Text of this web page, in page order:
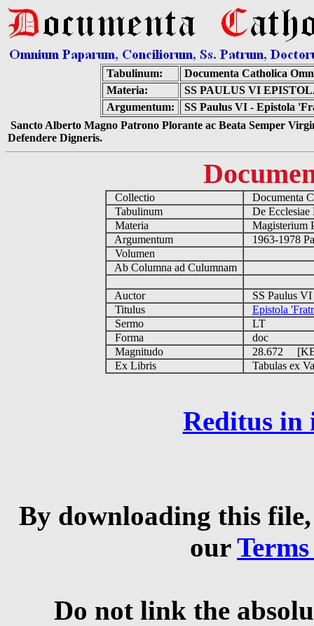
Tabulinum:
Documenta Catholica
Materia:
SS PAULUS VI
Argumentum:
SS Paulus VI - Epistola
Sancto Alberto Magno Patrono Plorante ac Beata Semper
Defendere Digneris.
Collectio
Documenta
Tabulinum
De
Materia
Magisterium
Argumentum
1963-1978
Volumen
Ab Columna ad Culumnam
Auctor
SS Paulus
Titulus
Epistola
Sermo
LT
Forma
doc
Magnitudo
28.672
Ex Libris
Tabulas ex
Reditus in
By downloading this
our
Do not link the